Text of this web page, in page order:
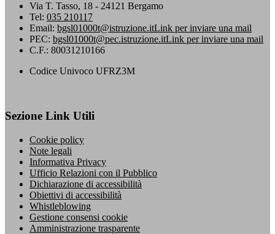
Via T. Tasso, 18 - 24121 Bergamo
Tel: 035 210117
Email: bgsl01000t@istruzione.itLink per inviare una mail
PEC: bgsl01000t@pec.istruzione.itLink per inviare una mail
C.F.: 80031210166
Codice Univoco UFRZ3M
Sezione Link Utili
Cookie policy
Note legali
Informativa Privacy
Ufficio Relazioni con il Pubblico
Dichiarazione di accessibilità
Obiettivi di accessibilità
Whistleblowing
Gestione consensi cookie
Amministrazione trasparente